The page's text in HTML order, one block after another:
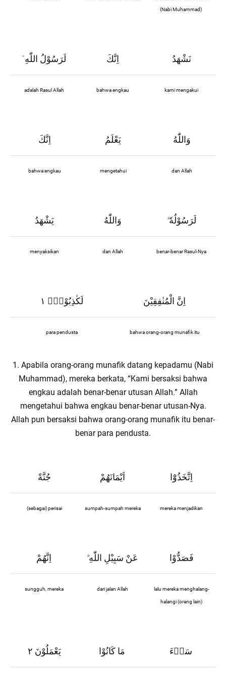
(Nabi Muhammad)
ۘلَرَسُوْلُ اللّٰهِ اِنَّكَ نَشْهَدُ
adalah Rasul Allah bahwa engkau kami mengakui
اِنَّكَ يَعْلَمُ وَاللّٰهُ
bahwa engkau mengetahui dan Allah
يَشْهَدُ وَاللّٰهُ ۗلَرَسُوْلُهٗ
menyaksikan dan Allah benar-benar Rasul-Nya
لَكٰذِبُوْنَۚ ١ اِنَّ الْمُنٰفِقِيْنَ
para pendusta bahwa orang-orang munafik itu
1. Apabila orang-orang munafik datang kepadamu (Nabi
Muhammad), mereka berkata, “Kami bersaksi bahwa
engkau adalah benar-benar utusan Allah.” Allah
mengetahui bahwa engkau benar-benar utusan-Nya.
Allah pun bersaksi bahwa orang-orang munafik itu benar-
benar para pendusta.
جُنَّةً اَيْمَانَهُمْ اِتَّخَذُوْٓا
(sebagai) perisai sumpah-sumpah mereka mereka menjadikan
اِنَّهُمْ ۗعَنْ سَبِيْلِ اللّٰهِ فَصَدُّوْا
sungguh, mereka dari jalan Allah lalu mereka menghalang-
halangi (orang lain)
يَعْمَلُوْنَ ٢ مَا كَانُوْا سَاۤءَ